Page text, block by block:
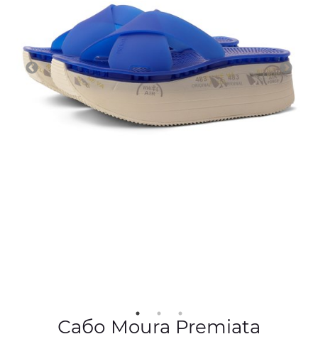
Сабо Moura Premiata